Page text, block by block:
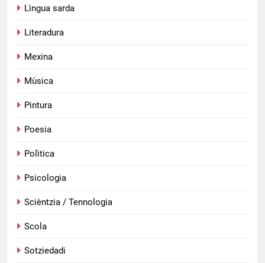
Lìngua sarda
Literadura
Mexina
Mùsica
Pintura
Poesia
Polìtica
Psicologia
Scièntzia / Tennologia
Scola
Sotziedadi